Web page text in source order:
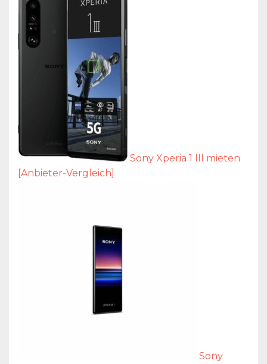
Sony Xperia 1 lll mieten
[Anbieter-Vergleich]
Sony